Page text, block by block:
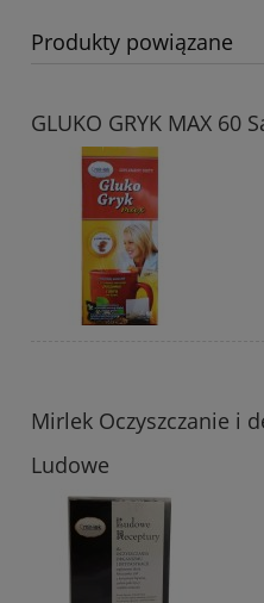
Produkty powiązane
GLUKO GRYK MAX 60
Mirlek Oczyszczanie i
Ludowe